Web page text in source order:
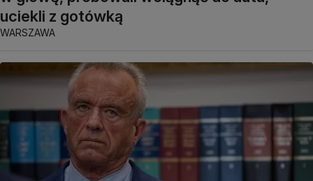
uciekli z gotówką
WARSZAWA